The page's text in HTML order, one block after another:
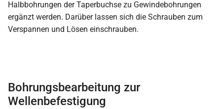
Halbbohrungen der Taperbuchse zu Gewindebohrungen
ergänzt werden. Darüber lassen sich die Schrauben zum
Verspannen und Lösen einschrauben.
Bohrungsbearbeitung zur
Wellenbefestigung